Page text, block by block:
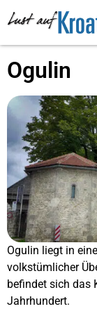
Ogulin
Ogulin liegt in
volkstümlicher
befindet sich das
Jahrhundert.